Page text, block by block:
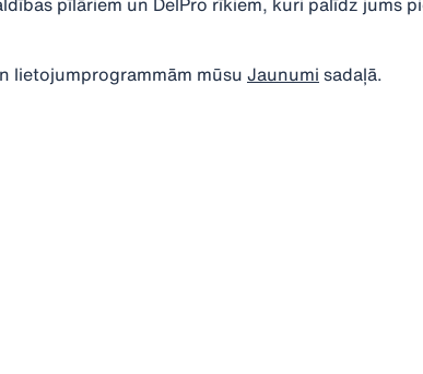
lietojumprogrammām mūsu Jaunumi sadaļā.